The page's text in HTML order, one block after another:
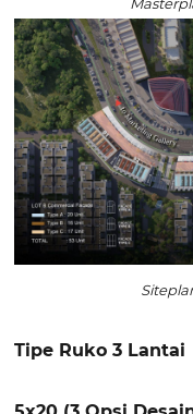
Tipe Ruko 3 Lantai